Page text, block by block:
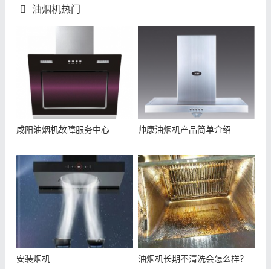
油烟机热门
咸阳油烟机故障服务中心 帅康油烟机产品简单介绍
安装烟机 油烟机长期不清洗会怎么样？